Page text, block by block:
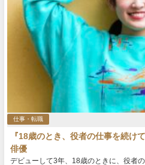
仕事・転職
『18歳のとき、役者の仕事を続
俳優
デビューして3年、18歳のときに、役者